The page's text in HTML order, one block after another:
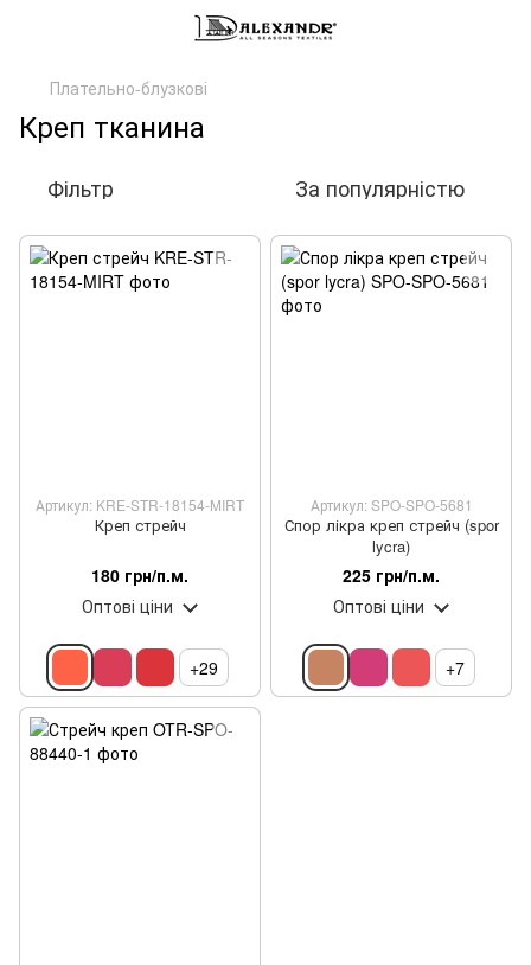
Плательно-блузкові
Креп тканина
Фільтр За популярністю
Артикул: KRE-STR-18154-MIRT
Креп стрейч
180 грн/п.м.
Оптові ціни
+29
Артикул: SPO-SPO-5681
Спор лікра креп стрейч (spor
lycra)
225 грн/п.м.
Оптові ціни
+7